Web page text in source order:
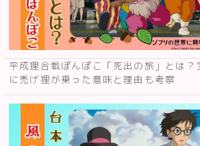
平成狸合戦ぽんぽこ「死出の旅」とは？
に禿げ狸が乗った意味と理由も考察